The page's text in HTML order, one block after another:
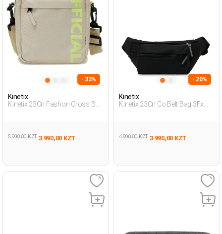
- 33%
Kinetix
Kinetix 23Cn Fashon Cross Bag
5 990,00 KZT 3 990,00 KZT
- 20%
Kinetix
Kinetix 23Cn Co Belt Bag 3Fx
4 990,00 KZT 3 990,00 KZT